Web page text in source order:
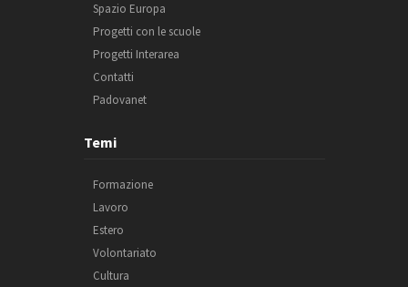
Spazio Europa
Progetti con le scuole
Progetti Interarea
Contatti
Padovanet
Temi
Formazione
Lavoro
Estero
Volontariato
Cultura